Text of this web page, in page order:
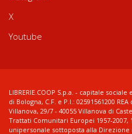
X
Youtube
LIBRERIE.COOP S.p.a. - capitale
di Bologna, C.F. e P.I.: 02591561200
Villanova, 29/7 - 40055 Villanova di
Trattati Comunitari Europei 1957-2007,
unipersonale sottoposta alla